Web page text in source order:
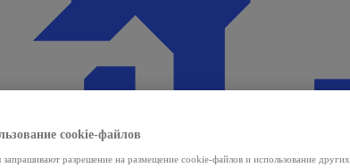
cookie-файлов
разрешение на размещение cookie-файлов и использование других